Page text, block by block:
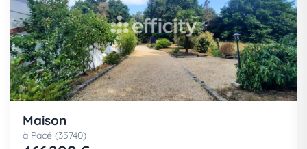
Maison
à Pacé (35740)